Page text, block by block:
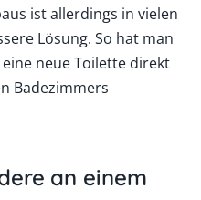
ist allerdings in vielen
Lösung. So hat man
neue Toilette direkt
Badezimmers
an einem